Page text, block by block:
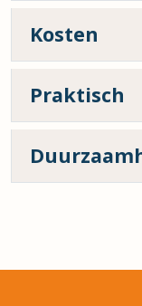
Kosten
Praktisch